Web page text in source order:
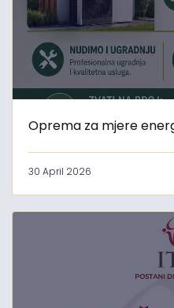
Oprema za mjere
30 April 2026